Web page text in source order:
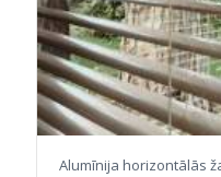
Alumīnija horizontālās